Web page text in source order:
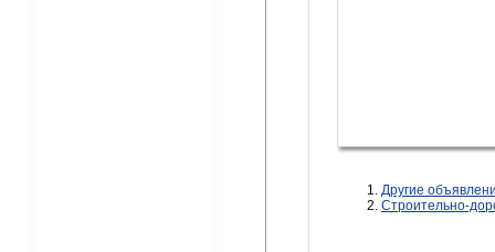
Другие
Строительно-